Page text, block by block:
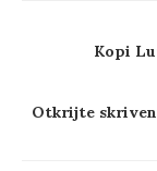
Kopi
Otkrijte